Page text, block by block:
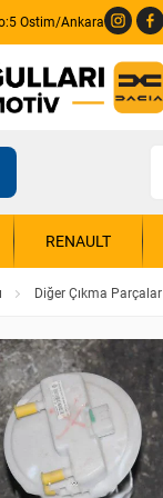
Ostim/Ankara
RENAULT
Diğer Çıkma Parçalar